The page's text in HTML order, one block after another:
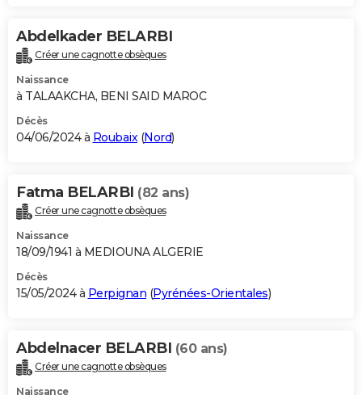
Abdelkader BELARBI
Créer une cagnotte obsèques
Naissance
à TALAAKCHA, BENI SAID MAROC
Décès
04/06/2024 à Roubaix(Nord)
Fatma BELARBI (82 ans)
Créer une cagnotte obsèques
Naissance
18/09/1941 à MEDIOUNA ALGERIE
Décès
15/05/2024 à Perpignan (Pyrénées-Orientales)
Abdelnacer BELARBI (60 ans)
Créer une cagnotte obsèques
Naissance